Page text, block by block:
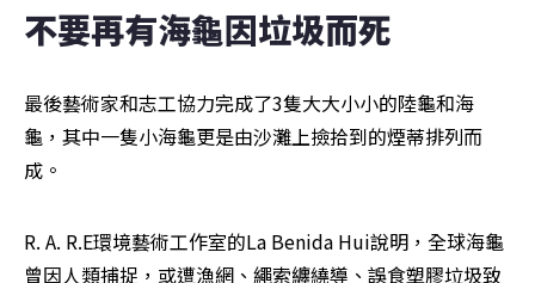
不要再有海龜因垃圾而死
最後藝術家和志工協力完成了3隻大大小小的陸龜和海
龜，其中一隻小海龜更是由沙灘上撿拾到的煙蒂排列而
成。
R. A. R.E環境藝術工作室的La Benida Hui說明，全球海龜
曾因人類捕捉，或遭漁網、繩索纏繞導、誤食塑膠垃圾致